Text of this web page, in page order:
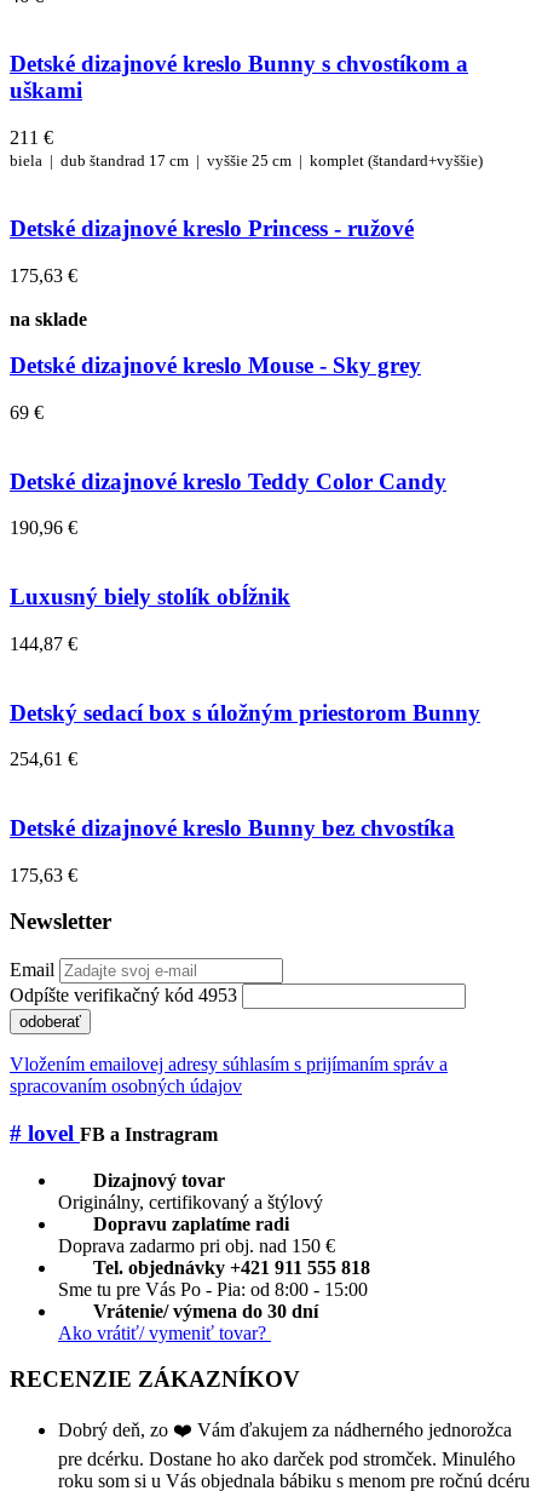
Detské dizajnové kreslo Bunny s chvostíkom a
uškami
211 €
biela | dub štandrad 17 cm | vyššie 25 cm | komplet (štandard+vyššie)
Detské dizajnové kreslo Princess - ružové
175,63 €
na sklade
Detské dizajnové kreslo Mouse - Sky grey
69 €
Detské dizajnové kreslo Teddy Color Candy
190,96 €
Luxusný biely stolík obĺžnik
144,87 €
Detský sedací box s úložným priestorom Bunny
254,61 €
Detské dizajnové kreslo Bunny bez chvostíka
175,63 €
Newsletter
Email
Odpíšte verifikačný kód 4953
odoberať
Vložením emailovej adresy súhlasím s prijímaním správ a
spracovaním osobných údajov
# lovel FB a Instragram
Dizajnový tovar
Originálny, certifikovaný a štýlový
Dopravu zaplatíme radi
Doprava zadarmo pri obj. nad 150 €
Tel. objednávky +421 911 555 818
Sme tu pre Vás Po - Pia: od 8:00 - 15:00
Vrátenie/ výmena do 30 dní
Ako vrátiť/ vymeniť tovar?
RECENZIE ZÁKAZNÍKOV
Dobrý deň, zo ❤️ Vám ďakujem za nádherného jednorožca
pre dcérku. Dostane ho ako darček pod stromček. Minulého
roku som si u Vás objednala bábiku s menom pre ročnú dcéru